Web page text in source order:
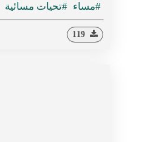
#مساء #تحيات مسائية